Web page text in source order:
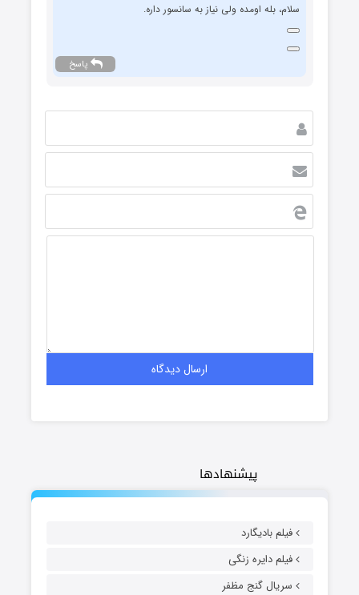
پیشنهادها
فیلم بادیگارد
فیلم دایره زنگی
سریال گنج مظفر
سلام، بله اومده ولی نیاز به سانسور داره.
پاسخ